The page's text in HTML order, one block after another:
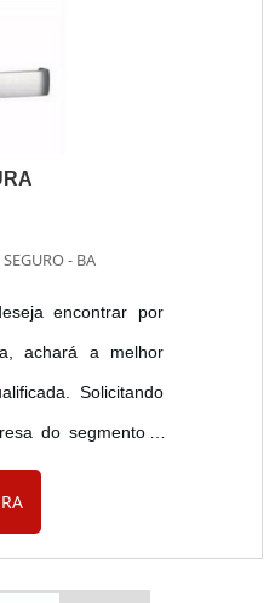
- BA
encontrar por
achará a melhor
Solicitando
do segmento e
e custo
FECHADURA
uma empresa